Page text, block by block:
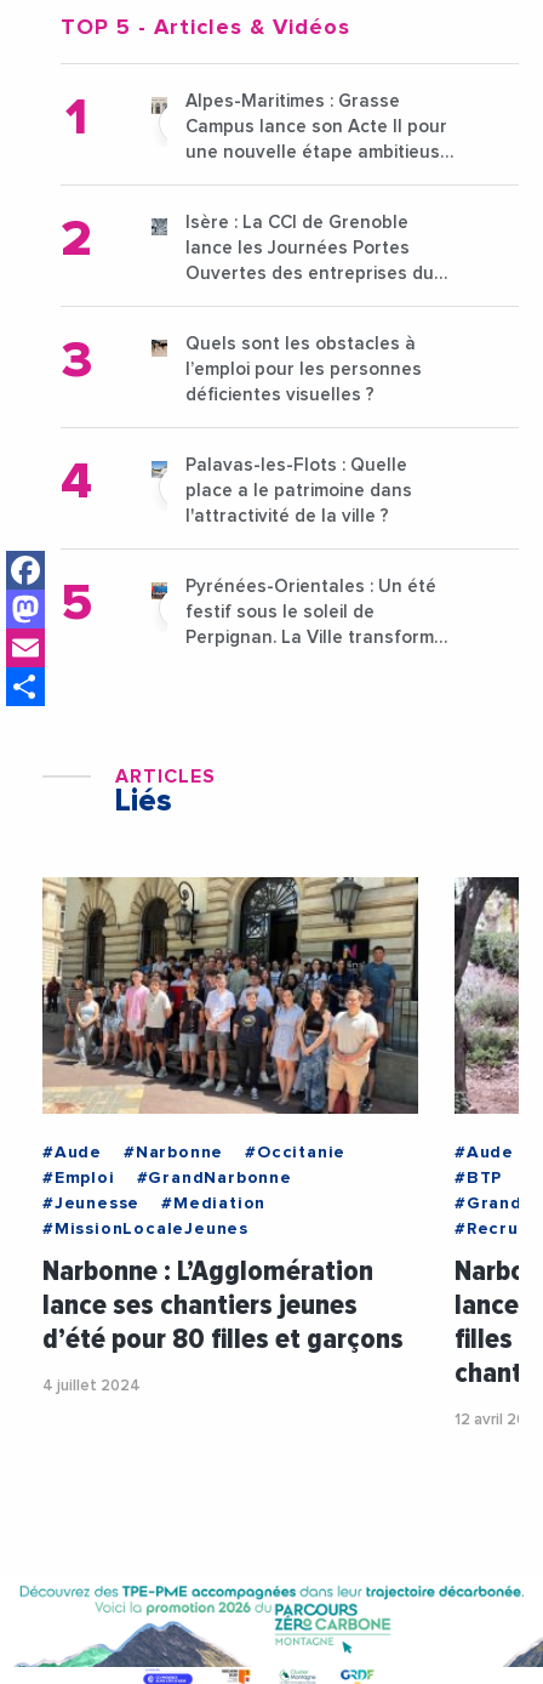
Facebook
Mastodon
TOP 5 - Articles & Vidéos
Alpes-Maritimes : Grasse
Campus lance son Acte II pour
une nouvelle étape ambitieuse
Isère : La CCI de Grenoble
lance les Journées Portes
Ouvertes des entreprises du
Quels sont les obstacles à
l’emploi pour les personnes
déficientes visuelles ?
Palavas-les-Flots : Quelle
place a le patrimoine dans
l'attractivité de la ville ?
Pyrénées-Orientales : Un été
festif sous le soleil de
Perpignan. La Ville transforme
ARTICLES
Liés
#Aude #Narbonne
#Occitanie
#Emploi
#GrandNarbonne
#Jeunesse
#Mediation
#MissionLocaleJeunes
Narbonne : L’Agglomération
lance ses chantiers jeunes
d’été pour 80 filles et garçons
4 juillet 2024
#Aude
#BTP
lance
filles
12 avril